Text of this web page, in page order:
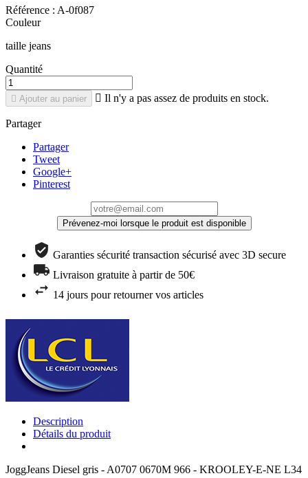
Référence : A-0f087
Couleur
taille jeans
Quantité
 Ajouter au panier  Il n'y a pas assez de produits en stock.
Partager
Partager
Tweet
Google+
Pinterest
Prévenez-moi lorsque le produit est disponible
Garanties sécurité transaction sécurisé avec 3D secure
Livraison gratuite à partir de 50€
14 jours pour retourner vos articles
Description
Détails du produit
JoggJeans Diesel gris - A0707 0670M 966 - KROOLEY-E-NE L34